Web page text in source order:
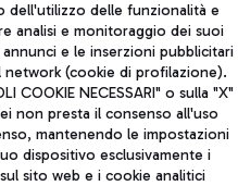
1 - 00054 Fiumicino (RM)
legali
stellato
dell'utilizzo delle funzionalità e
analisi e monitoraggio dei suoi
e le inserzioni pubblicitari
(cookie di profilazione).
COOKIE NECESSARI" o sulla "X"
non presta il consenso all'uso
mantenendo le impostazioni
dispositivo esclusivamente i
sito web e i cookie analitici